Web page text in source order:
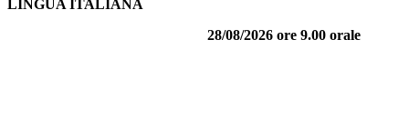
LINGUA ITALIANA
28/08/2026 ore 9.00 orale